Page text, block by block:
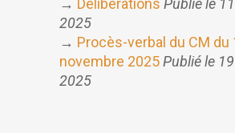
→ Délibérations Publié le
2025
→ Procès-verbal du CM du
novembre 2025Publié le
2025